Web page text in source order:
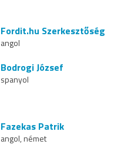
Fordit.hu Szerkesztőség
angol
Bodrogi József
spanyol
Fazekas Patrik
angol, német